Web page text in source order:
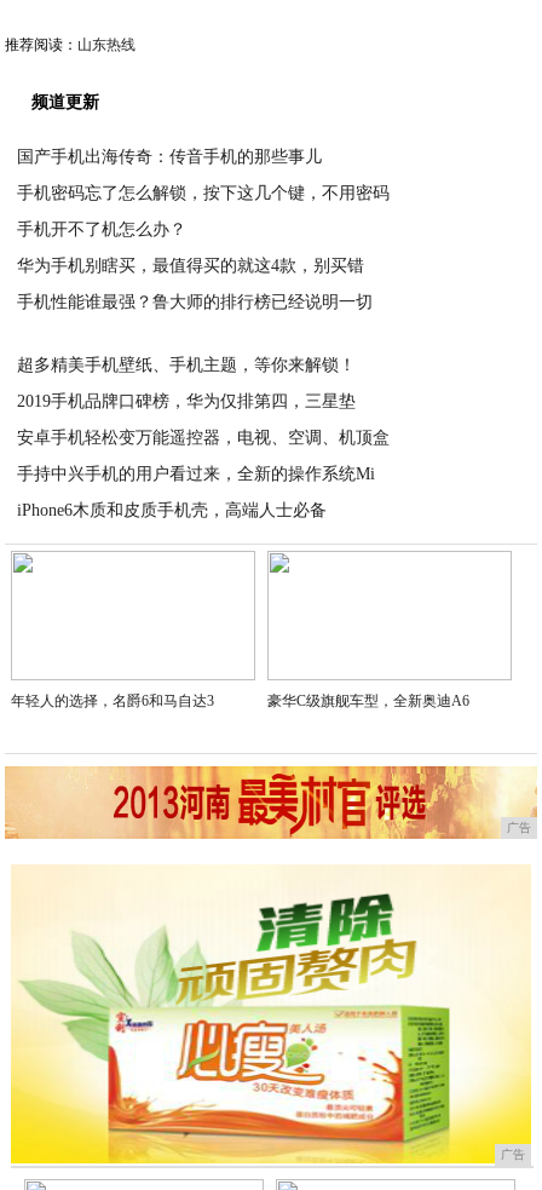
推荐阅读： 山东热线
频道更新
国产手机出海传奇：传音手机的那些事儿
手机密码忘了怎么解锁，按下这几个键，不用密码
手机开不了机怎么办？
华为手机别瞎买，最值得买的就这4款，别买错
手机性能谁最强？鲁大师的排行榜已经说明一切
超多精美手机壁纸、手机主题，等你来解锁！
2019手机品牌口碑榜，华为仅排第四，三星垫
安卓手机轻松变万能遥控器，电视、空调、机顶盒
手持中兴手机的用户看过来，全新的操作系统Mi
iPhone6木质和皮质手机壳，高端人士必备
2020-05-13
年轻人的选择，名爵6和马自达3 豪华C级旗舰车型，全新奥迪A6
广告
广告